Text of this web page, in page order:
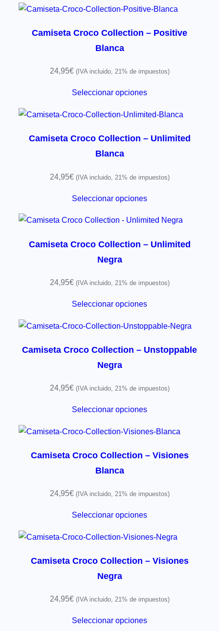
Camiseta Croco Collection – Positive
Blanca
24,95€ (IVA incluido, 21% de impuestos)
Seleccionar opciones
Camiseta Croco Collection – Unlimited
Blanca
24,95€ (IVA incluido, 21% de impuestos)
Seleccionar opciones
Camiseta Croco Collection – Unlimited
Negra
24,95€ (IVA incluido, 21% de impuestos)
Seleccionar opciones
Camiseta Croco Collection – Unstoppable
Negra
24,95€ (IVA incluido, 21% de impuestos)
Seleccionar opciones
Camiseta Croco Collection – Visiones
Blanca
24,95€ (IVA incluido, 21% de impuestos)
Seleccionar opciones
Camiseta Croco Collection – Visiones
Negra
24,95€ (IVA incluido, 21% de impuestos)
Seleccionar opciones